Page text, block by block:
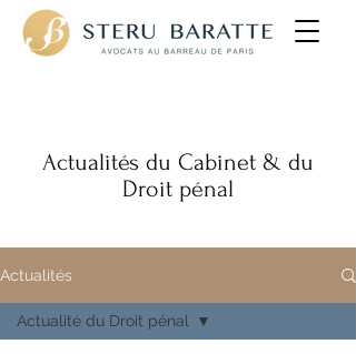
Actualités
Actualité du Droit pénal
Actualités du Cabinet & du
Droit pénal